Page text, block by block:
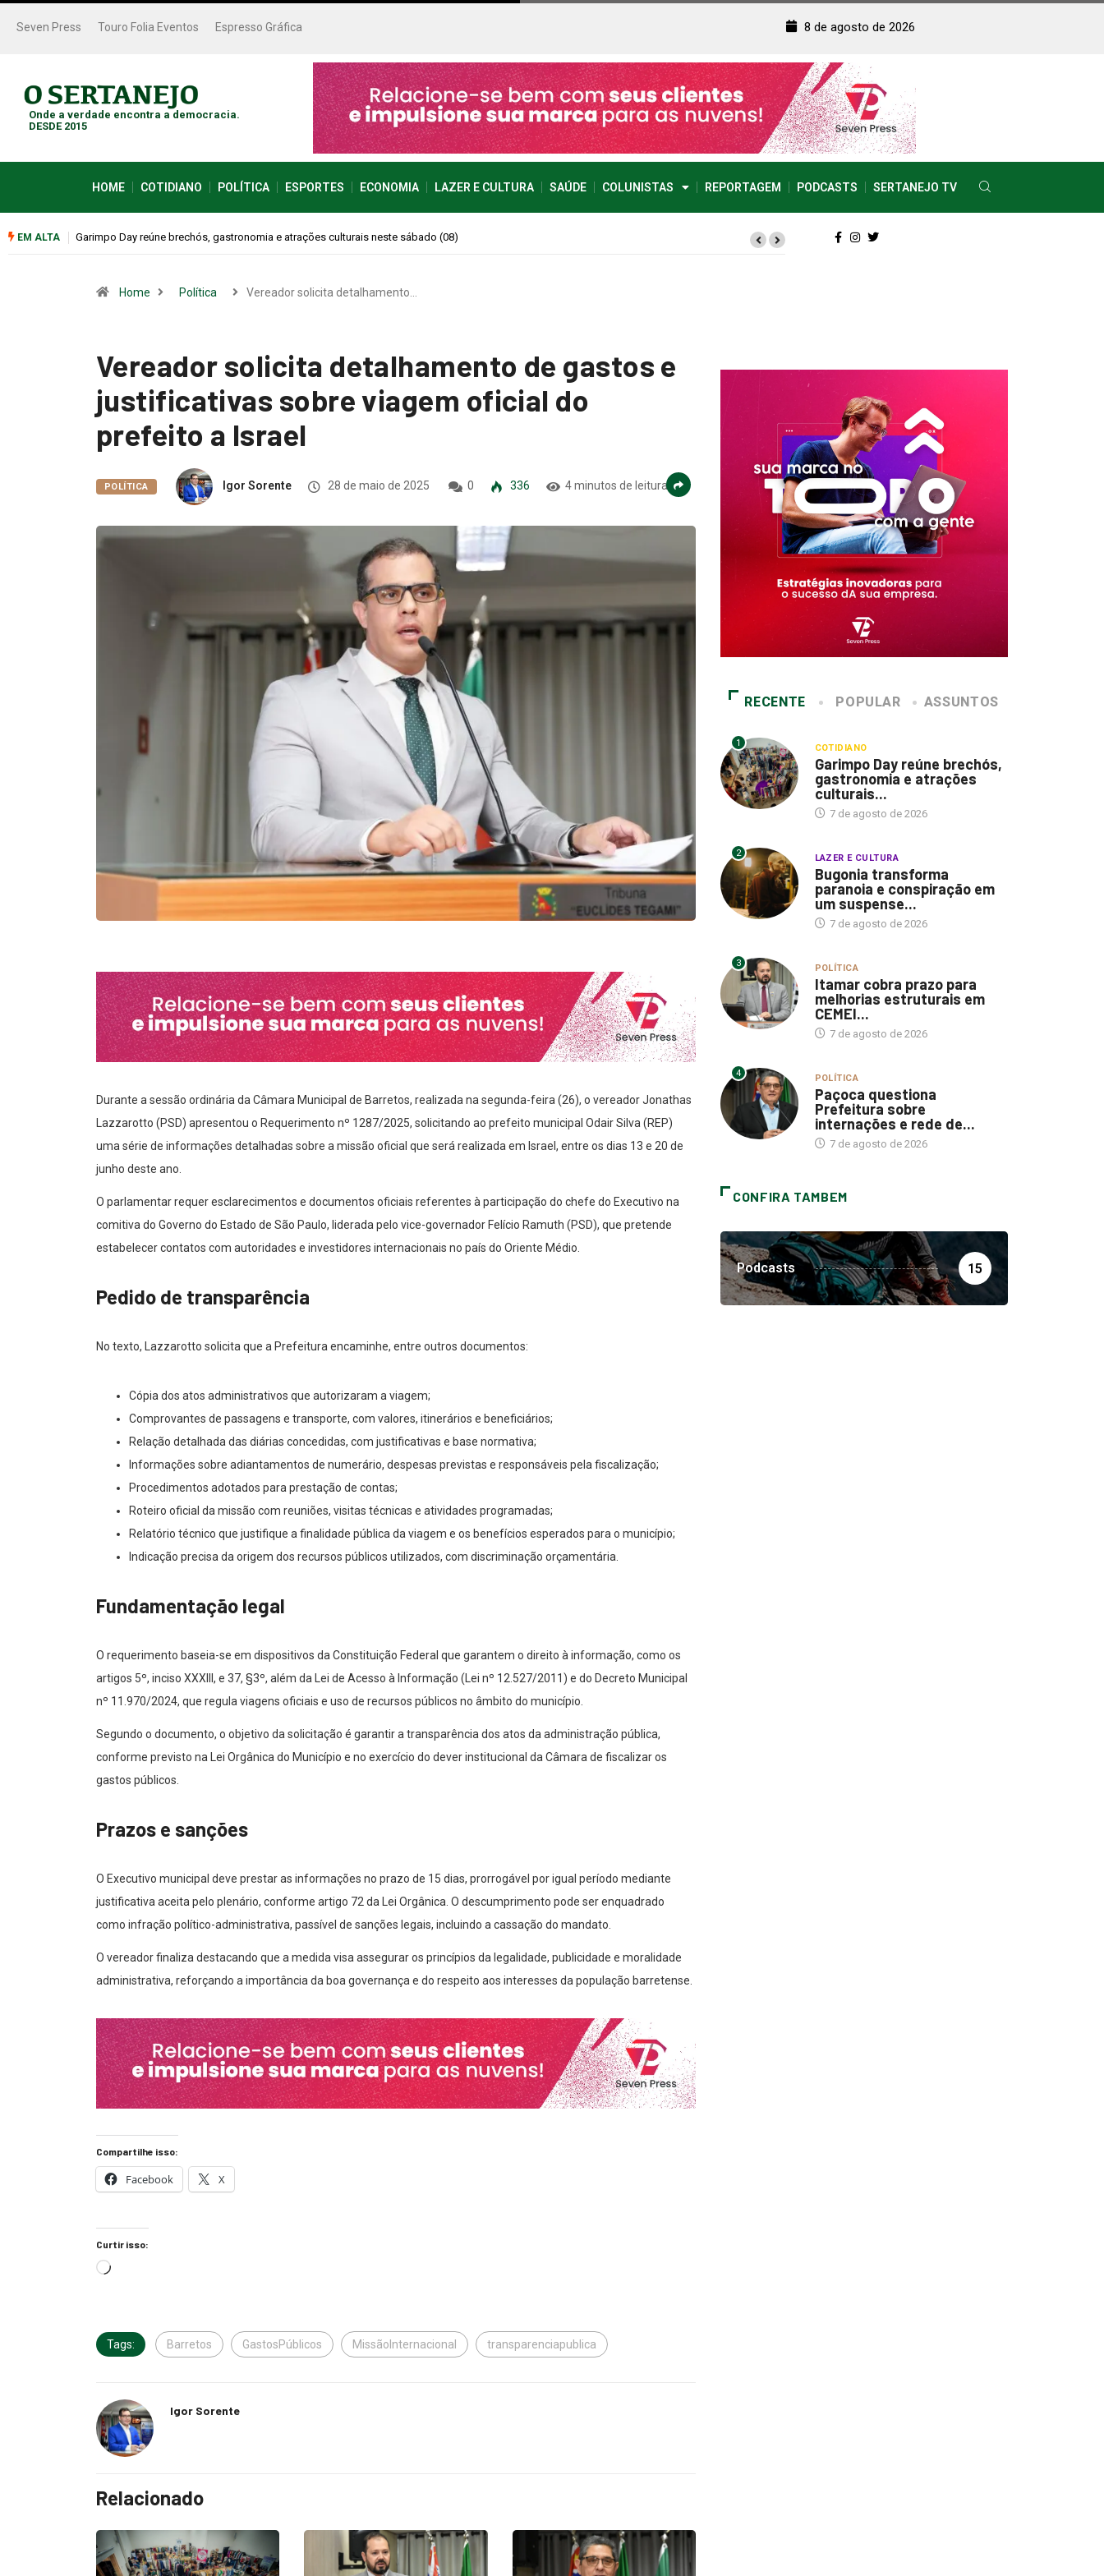
Seven Press Touro Folia Eventos Espresso Gráfica 8 de agosto de 2026
Onde a verdade encontra a democracia.
DESDE 2015
HOME COTIDIANO POLÍTICA ESPORTES ECONOMIA LAZER E CULTURA SAÚDE COLUNISTAS REPORTAGEM PODCASTS SERTANEJO TV
EM ALTA Bugonia transforma paranoia e conspiração em um suspense imprevisível
Home Política Vereador solicita detalhamento…
Vereador solicita detalhamento de gastos e
justificativas sobre viagem oficial do
prefeito a Israel
POLÍTICA Igor Sorente 28 de maio de 2025 0 336 4 minutos de leitura
Durante a sessão ordinária da Câmara Municipal de Barretos, realizada na segunda-feira (26), o vereador Jonathas
Lazzarotto (PSD) apresentou o Requerimento nº 1287/2025, solicitando ao prefeito municipal Odair Silva (REP)
uma série de informações detalhadas sobre a missão oficial que será realizada em Israel, entre os dias 13 e 20 de
junho deste ano.
O parlamentar requer esclarecimentos e documentos oficiais referentes à participação do chefe do Executivo na
comitiva do Governo do Estado de São Paulo, liderada pelo vice-governador Felício Ramuth (PSD), que pretende
estabelecer contatos com autoridades e investidores internacionais no país do Oriente Médio.
Pedido de transparência
No texto, Lazzarotto solicita que a Prefeitura encaminhe, entre outros documentos:
Cópia dos atos administrativos que autorizaram a viagem;
Comprovantes de passagens e transporte, com valores, itinerários e beneficiários;
Relação detalhada das diárias concedidas, com justificativas e base normativa;
Informações sobre adiantamentos de numerário, despesas previstas e responsáveis pela fiscalização;
Procedimentos adotados para prestação de contas;
Roteiro oficial da missão com reuniões, visitas técnicas e atividades programadas;
Relatório técnico que justifique a finalidade pública da viagem e os benefícios esperados para o município;
Indicação precisa da origem dos recursos públicos utilizados, com discriminação orçamentária.
Fundamentação legal
O requerimento baseia-se em dispositivos da Constituição Federal que garantem o direito à informação, como os
artigos 5º, inciso XXXIII, e 37, §3º, além da Lei de Acesso à Informação (Lei nº 12.527/2011) e do Decreto Municipal
nº 11.970/2024, que regula viagens oficiais e uso de recursos públicos no âmbito do município.
Segundo o documento, o objetivo da solicitação é garantir a transparência dos atos da administração pública,
conforme previsto na Lei Orgânica do Município e no exercício do dever institucional da Câmara de fiscalizar os
gastos públicos.
Prazos e sanções
O Executivo municipal deve prestar as informações no prazo de 15 dias, prorrogável por igual período mediante
justificativa aceita pelo plenário, conforme artigo 72 da Lei Orgânica. O descumprimento pode ser enquadrado
como infração político-administrativa, passível de sanções legais, incluindo a cassação do mandato.
O vereador finaliza destacando que a medida visa assegurar os princípios da legalidade, publicidade e moralidade
administrativa, reforçando a importância da boa governança e do respeito aos interesses da população barretense.
Compartilhe isso:
Facebook X
Curtir isso:
Tags: Barretos GastosPúblicos MissãoInternacional transparenciapublica
Igor Sorente
Relacionado
RECENTE POPULAR ASSUNTOS
1 COTIDIANO
Garimpo Day reúne brechós,
gastronomia e atrações
culturais...
7 de agosto de 2026
2 LAZER E CULTURA
Bugonia transforma
paranoia e conspiração em
um suspense...
7 de agosto de 2026
3 POLÍTICA
Itamar cobra prazo para
melhorias estruturais em
CEMEI...
7 de agosto de 2026
4 POLÍTICA
Paçoca questiona
Prefeitura sobre
internações e rede de...
7 de agosto de 2026
CONFIRA TAMBEM
Podcasts 15